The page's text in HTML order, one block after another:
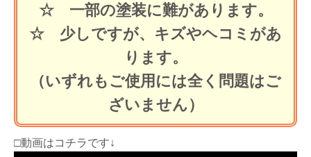
☆ 一部の塗装に難があります。
☆ 少しですが、キズやヘコミがあ
ります。
（いずれもご使用には全く問題はご
ざいません）
□動画はコチラです↓